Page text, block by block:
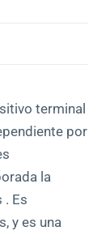
terminal
por
la
. Es
y es una